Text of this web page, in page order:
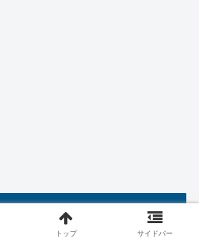
く愛される理由
トップ サイドバー